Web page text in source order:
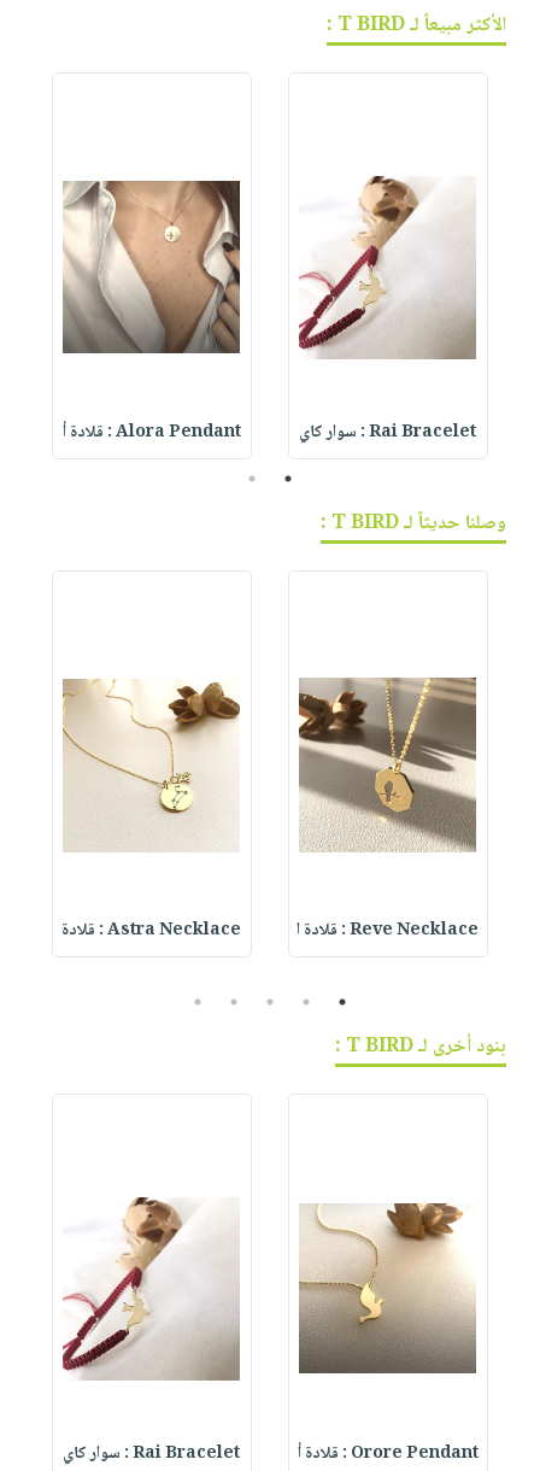
الأكثر مبيعاً لـ T BIRD :
Rai Bracelet : سوار كاي Alora Pendant : قلادة أ
1
2
وصلنا حديثاً لـ T BIRD :
Reve Necklace : قلادة ا Astra Necklace : قلادة
1
2
3
4
5
بنود أخرى لـ T BIRD :
Orore Pendant : قلادة أ Rai Bracelet : سوار كاي